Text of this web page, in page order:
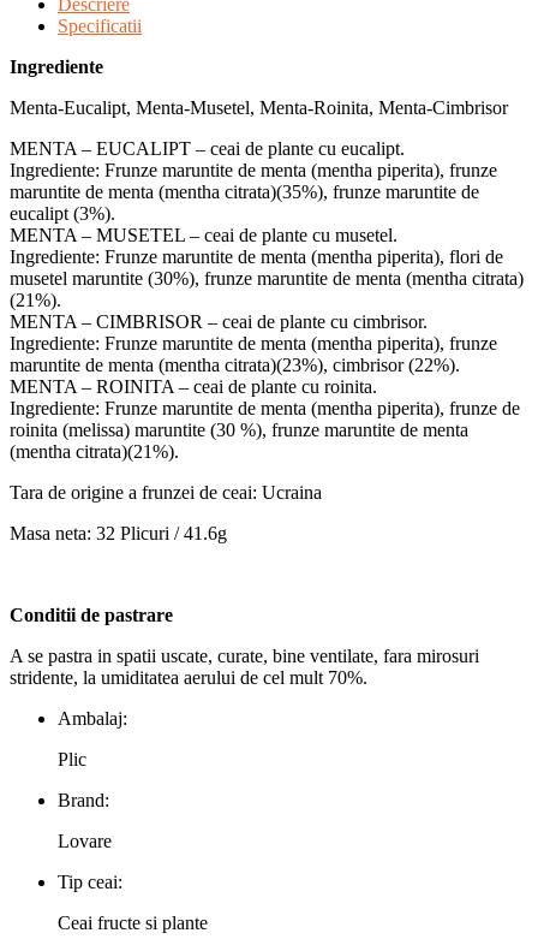
Descriere
Specificatii
Ingrediente
Menta-Eucalipt, Menta-Musetel, Menta-Roinita, Menta-Cimbrisor
MENTA – EUCALIPT – ceai de plante cu eucalipt.
Ingrediente: Frunze maruntite de menta (mentha piperita), frunze
maruntite de menta (mentha citrata)(35%), frunze maruntite de
eucalipt (3%).
MENTA – MUSETEL – ceai de plante cu musetel.
Ingrediente: Frunze maruntite de menta (mentha piperita), flori de
musetel maruntite (30%), frunze maruntite de menta (mentha citrata)
(21%).
MENTA – CIMBRISOR – ceai de plante cu cimbrisor.
Ingrediente: Frunze maruntite de menta (mentha piperita), frunze
maruntite de menta (mentha citrata)(23%), cimbrisor (22%).
MENTA – ROINITA – ceai de plante cu roinita.
Ingrediente: Frunze maruntite de menta (mentha piperita), frunze de
roinita (melissa) maruntite (30 %), frunze maruntite de menta
(mentha citrata)(21%).
Tara de origine a frunzei de ceai: Ucraina
Masa neta: 32 Plicuri / 41.6g
Conditii de pastrare
A se pastra in spatii uscate, curate, bine ventilate, fara mirosuri
stridente, la umiditatea aerului de cel mult 70%.
Ambalaj:
Plic
Brand:
Lovare
Tip ceai:
Ceai fructe si plante